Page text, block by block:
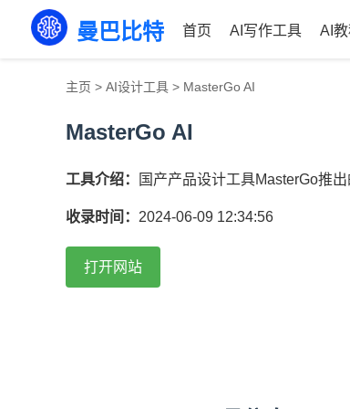
曼巴比特 首页 AI写作工具 AI
主页 > AI设计工具 > MasterGo AI
MasterGo AI
工具介绍： 国产产品设计工具MasterGo推
收录时间： 2024-06-09 12:34:56
打开网站